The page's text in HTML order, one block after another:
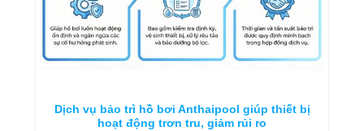
Dịch vụ bảo trì hồ bơi Anthaipool giúp thiết bị
hoạt động trơn tru, giảm rủi ro